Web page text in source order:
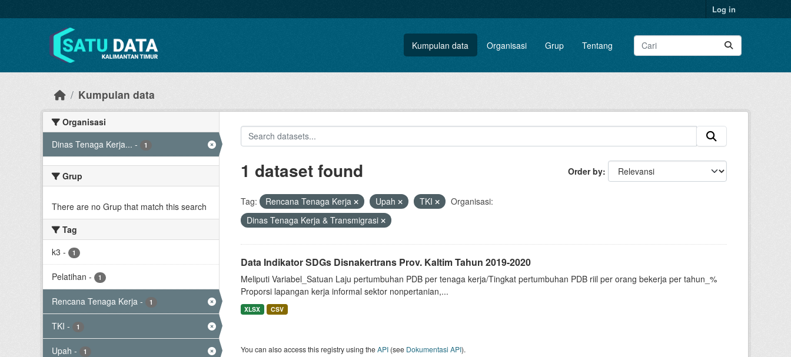
Log in
Kumpulan data Organisasi Grup Tentang
Kumpulan data
Organisasi
Dinas Tenaga Kerja... - 1
Grup
There are no Grup that match this search
Tag
k3 - 1
Pelatihan - 1
Rencana Tenaga Kerja - 1
TKI - 1
Upah - 1
Order by
1 dataset found
Tag: Rencana Tenaga Kerja Upah TKI
Organisasi:
Dinas Tenaga Kerja & Transmigrasi
Data Indikator SDGs Disnakertrans Prov. Kaltim Tahun 2019-2020
Meliputi Variabel_Satuan Laju pertumbuhan PDB per tenaga kerja/Tingkat pertumbuhan PDB riil per orang bekerja per tahun_%
Proporsi lapangan kerja informal sektor nonpertanian,...
XLSX CSV
You can also access this registry using theAPI(see Dokumentasi API).